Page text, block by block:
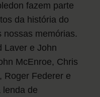
fazem parte
da história do
nossas memórias.
Laver e John
McEnroe, Chris
Roger Federer e
lenda de